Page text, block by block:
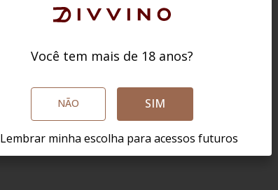
Você tem mais de 18 anos?
NÃO SIM
Lembrar minha escolha para acessos futuros